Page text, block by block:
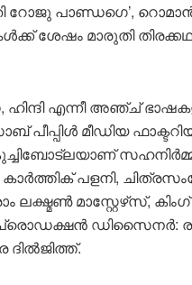
റോജു പാണ്ഡഗെ’,
ശേഷം മാരുതി
ഹിന്ദി എന്നീ അഞ്ച്
പീപ്പിൾ മീഡിയ
കുച്ചിബോട്ലയാണ്
പളനി,
ലക്ഷ്മൺ മാസ്റ്റേഴ്‌സ്,
ഡിസൈനർ: